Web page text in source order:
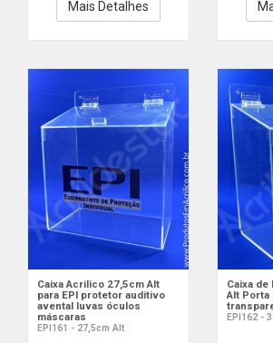
Mais Detalhes
Caixa Acrilico 27,5cm Alt
para EPI protetor auditivo
avental luvas óculos
máscaras
EPI161 - 27,5cm Alt
Caixa
Alt Porta
EPI162 -